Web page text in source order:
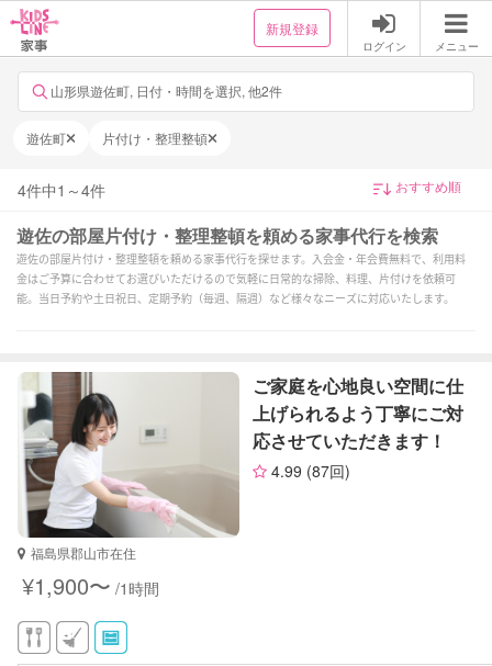
新規登録
ログイン メニュー
山形県遊佐町, 日付・時間を選択, 他2件
遊佐町 片付け・整理整頓
4件中1 ～4件
遊佐の部屋片付け・整理整頓を頼める家事代行を検索
遊佐の部屋片付け・整理整頓を頼める家事代行を探せます。入会金・年会費無料で、利用料
金はご予算に合わせてお選びいただけるので気軽に日常的な掃除、料理、片付けを依頼可
能。当日予約や土日祝日、定期予約（毎週、隔週）など様々なニーズに対応いたします。
ご家庭を心地良い空間に仕
上げられるよう丁寧にご対
応させていただきます！
4.99 (87回)
福島県郡山市在住
¥1,900〜 /1時間